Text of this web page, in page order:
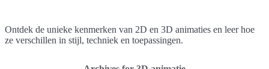
Ontdek de unieke kenmerken van 2D en 3D animaties en leer hoe
ze verschillen in stijl, techniek en toepassingen.